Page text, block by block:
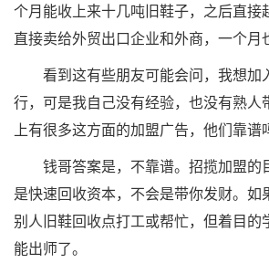
个月能收上来十几吨旧鞋子，之后直接
直接卖给外贸出口企业和外商，一个月
看到这有些朋友可能会问，我想加
行，可是我自己没有经验，也没有熟人
上有很多这方面的加盟广告，他们靠谱
钱哥答案是，不靠谱。招揽加盟的
是快速回收资本，不会是带你发财。如
别人旧鞋回收点打工或帮忙，但着目的
能出师了。